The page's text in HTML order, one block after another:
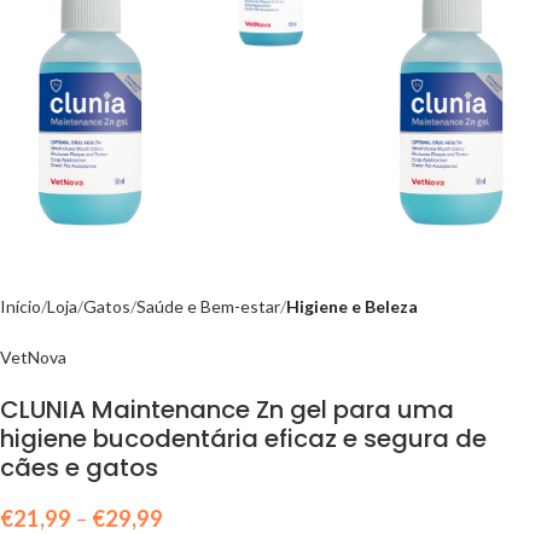
Início Loja Gatos Saúde e Bem-estar Higiene e Beleza
VetNova
CLUNIA Maintenance Zn gel para uma
higiene bucodentária eficaz e segura de
cães e gatos
€21,99 – €29,99